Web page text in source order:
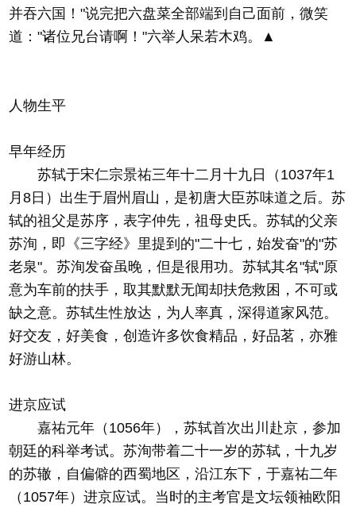
并吞六国！"说完把六盘菜全部端到自己面前，微笑
道："诸位兄台请啊！"六举人呆若木鸡。▲
人物生平
早年经历
苏轼于宋仁宗景祐三年十二月十九日（1037年1
月8日）出生于眉州眉山，是初唐大臣苏味道之后。苏
轼的祖父是苏序，表字仲先，祖母史氏。苏轼的父亲
苏洵，即《三字经》里提到的"二十七，始发奋"的"苏
老泉"。苏洵发奋虽晚，但是很用功。苏轼其名"轼"原
意为车前的扶手，取其默默无闻却扶危救困，不可或
缺之意。苏轼生性放达，为人率真，深得道家风范。
好交友，好美食，创造许多饮食精品，好品茗，亦雅
好游山林。
进京应试
嘉祐元年（1056年），苏轼首次出川赴京，参加
朝廷的科举考试。苏洵带着二十一岁的苏轼，十九岁
的苏辙，自偏僻的西蜀地区，沿江东下，于嘉祐二年
（1057年）进京应试。当时的主考官是文坛领袖欧阳